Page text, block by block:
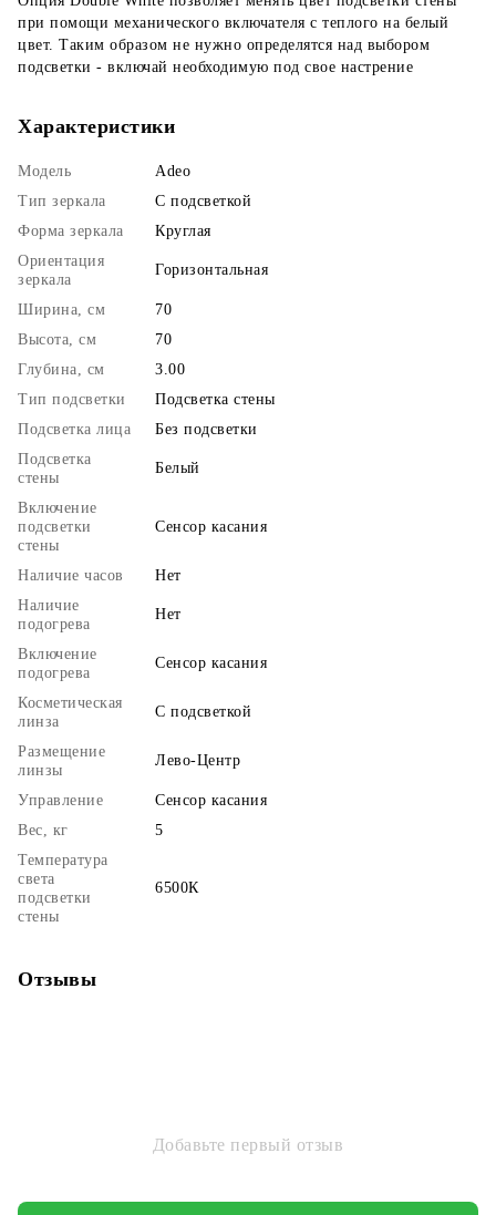
при помощи механического включателя с теплого на белый
цвет. Таким образом не нужно определятся над выбором
подсветки - включай необходимую под свое настрение
Характеристики
Модель
Adeo
Тип зеркала
С подсветкой
Форма зеркала
Круглая
Ориентация
зеркала
Горизонтальная
Ширина, см
70
Высота, см
70
Глубина, см
3.00
Тип подсветки
Подсветка стены
Подсветка лица
Без подсветки
Подсветка
стены
Белый
Включение
подсветки
стены
Сенсор касания
Наличие часов
Нет
Наличие
подогрева
Нет
Включение
подогрева
Сенсор касания
Косметическая
линза
С подсветкой
Размещение
линзы
Лево-Центр
Управление
Сенсор касания
Вес, кг
5
Температура
света
подсветки
стены
6500К
Отзывы
Добавьте первый отзыв